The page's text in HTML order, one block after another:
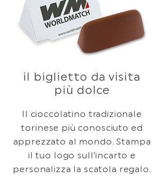
il biglietto da visita
più dolce
Il cioccolatino tradizionale
torinese più conosciuto ed
apprezzato al mondo. Stampa
il tuo logo sull'incarto e
personalizza la scatola regalo.